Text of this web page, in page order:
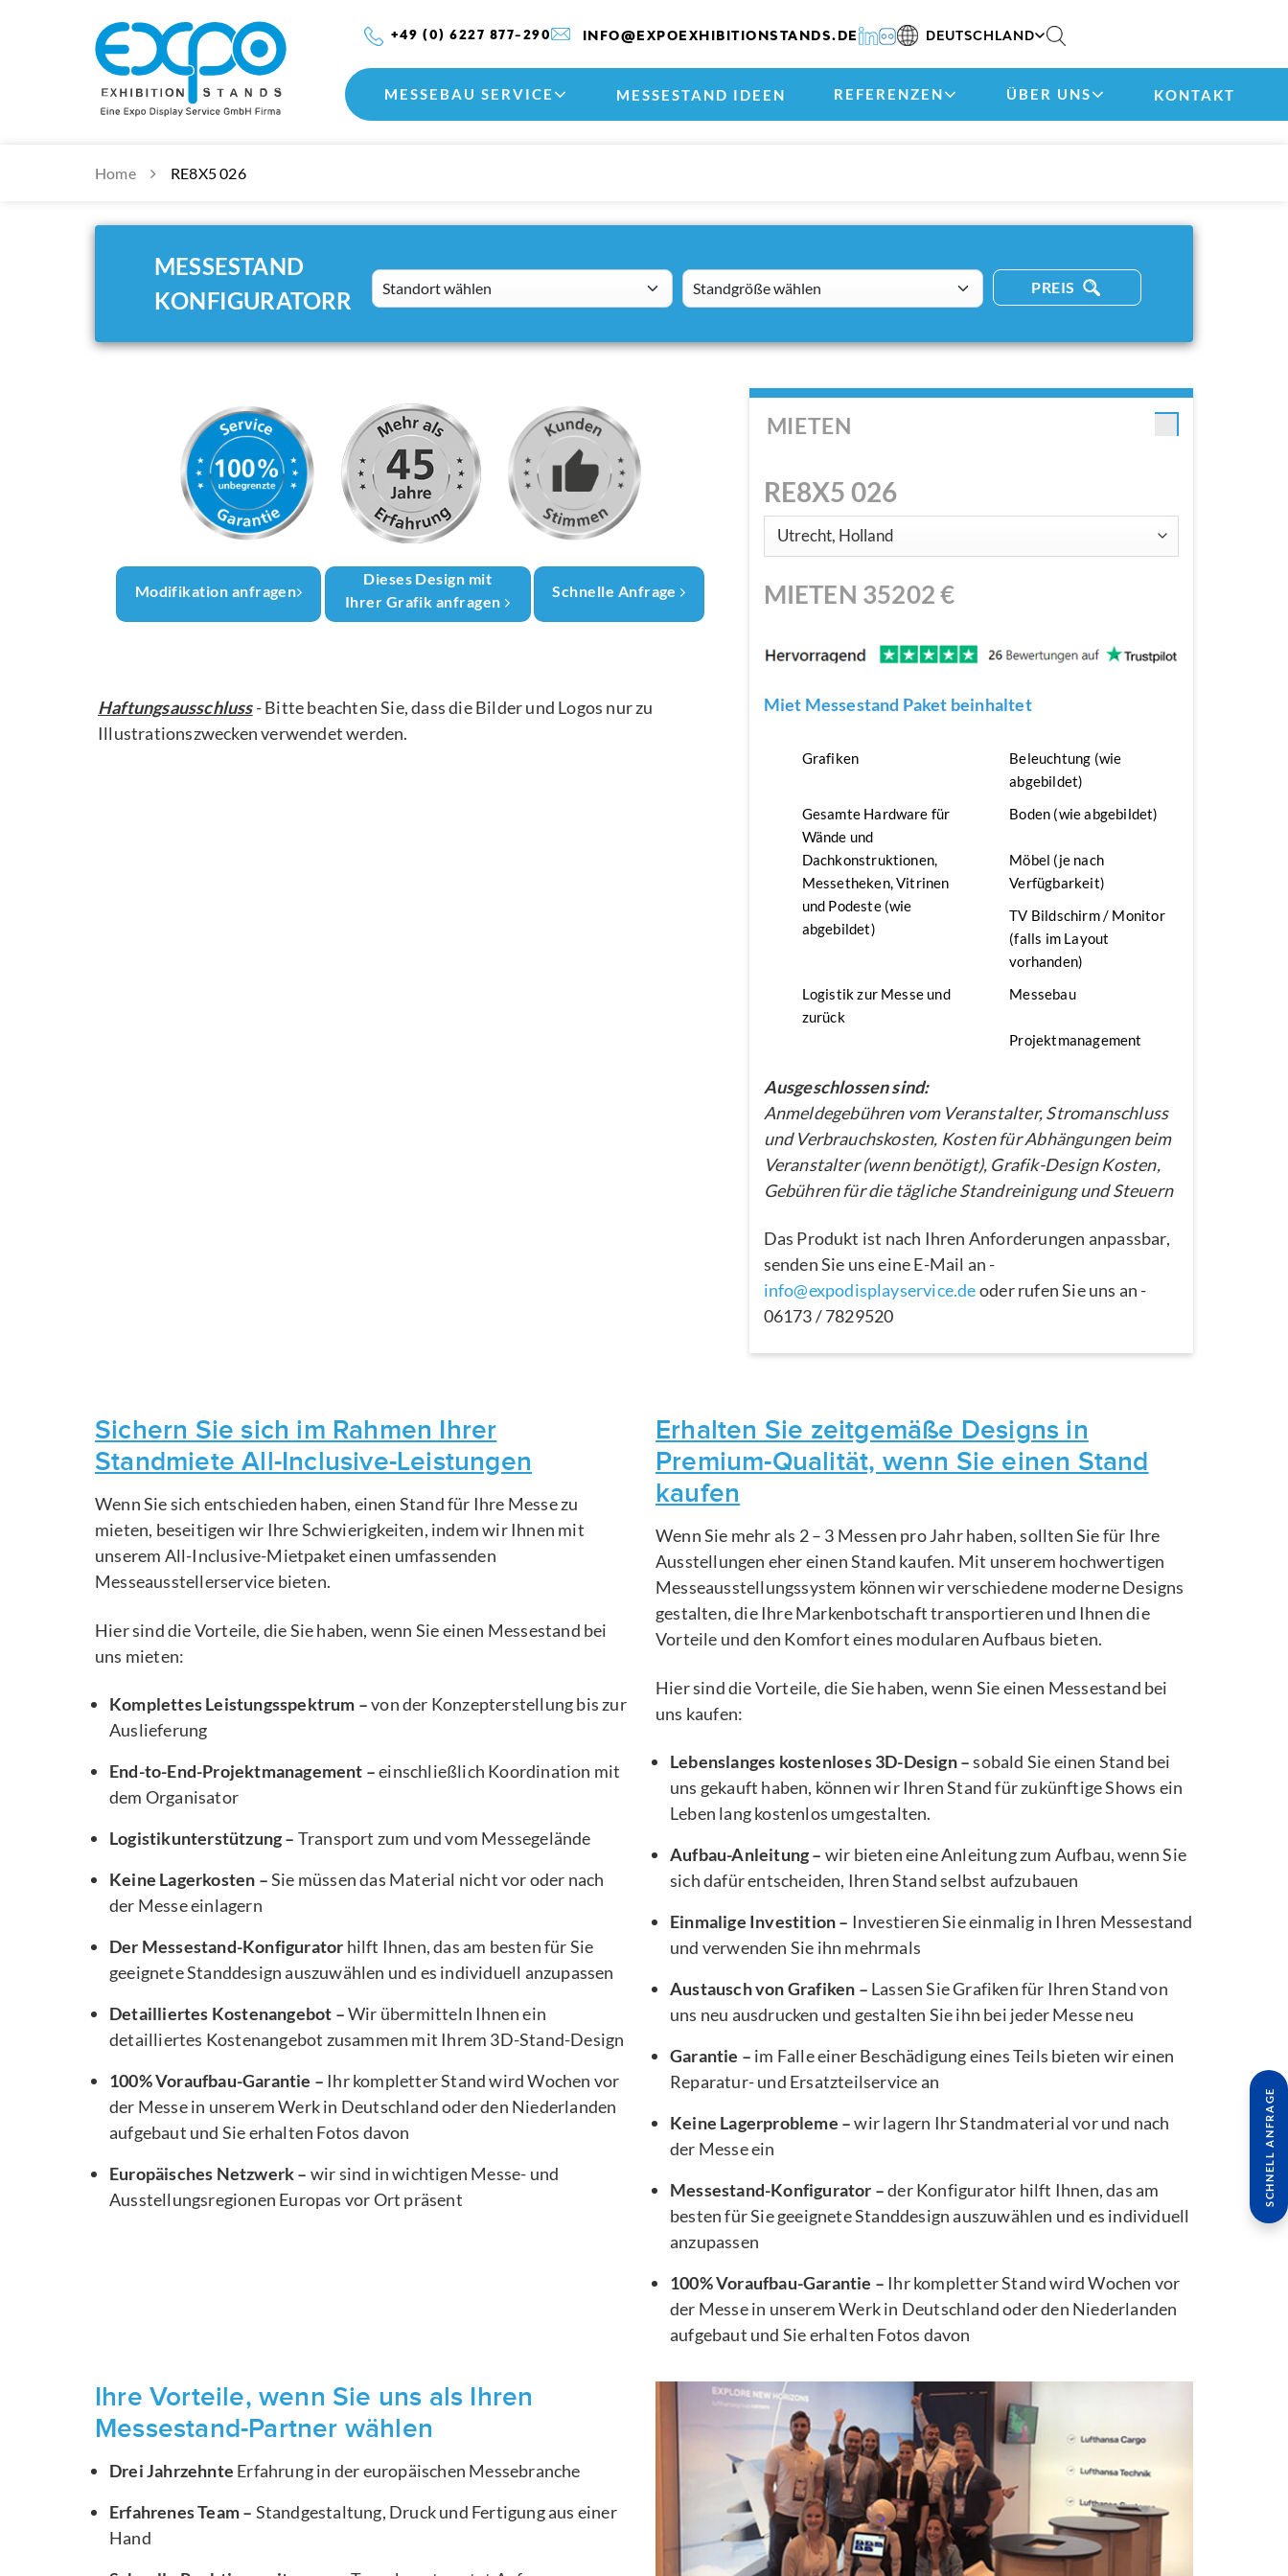
+49 (0) 6227 877-290 INFO@EXPOEXHIBITIONSTANDS.DE DEUTSCHLAND
MESSEBAU SERVICE MESSESTAND IDEEN REFERENZEN ÜBER UNS KONTAKT
Home RE8X5 026
MESSESTAND
KONFIGURATORR
Standort wählen standsizes PREIS
Modifikation anfragen
Dieses Design mit
Ihrer Grafik anfragen
Schnelle Anfrage
Haftungsausschluss- Bitte beachten Sie, dass die Bilder und Logos nur zu
Illustrationszwecken verwendet werden.
MIETEN
RE8X5 026
MIETEN 35202€
Miet Messestand Paket beinhaltet
Grafiken
Beleuchtung (wie
abgebildet)
Gesamte Hardware für
Wände und
Dachkonstruktionen,
Messetheken, Vitrinen
und Podeste (wie
abgebildet)
Boden (wie abgebildet)
Möbel (je nach
Verfügbarkeit)
TV Bildschirm / Monitor
(falls im Layout
vorhanden)
Logistik zur Messe und
zurück
Messebau
Projektmanagement
Ausgeschlossen sind:
Anmeldegebühren vom Veranstalter, Stromanschluss
und Verbrauchskosten, Kosten für Abhängungen beim
Veranstalter (wenn benötigt), Grafik-Design Kosten,
Gebühren für die tägliche Standreinigung und Steuern
Das Produkt ist nach Ihren Anforderungen anpassbar,
senden Sie uns eine E-Mail an -
info@expodisplayservice.deoder rufen Sie uns an -
06173 / 7829520
Sichern Sie sich im Rahmen Ihrer
Standmiete All-Inclusive-Leistungen
Wenn Sie sich entschieden haben, einen Stand für Ihre Messe zu
mieten, beseitigen wir Ihre Schwierigkeiten, indem wir Ihnen mit
unserem All-Inclusive-Mietpaket einen umfassenden
Messeausstellerservice bieten.
Hier sind die Vorteile, die Sie haben, wenn Sie einen Messestand bei
uns mieten:
Komplettes Leistungsspektrum –von der Konzepterstellung bis zur
Auslieferung
End-to-End-Projektmanagement –einschließlich Koordination mit
dem Organisator
Logistikunterstützung – Transport zum und vom Messegelände
Keine Lagerkosten –Sie müssen das Material nicht vor oder nach
der Messe einlagern
Der Messestand-Konfigurator hilft Ihnen, das am besten für Sie
geeignete Standdesign auszuwählen und es individuell anzupassen
Detailliertes Kostenangebot –Wir übermitteln Ihnen ein
detailliertes Kostenangebot zusammen mit Ihrem 3D-Stand-Design
100% Voraufbau-Garantie – Ihr kompletter Stand wird Wochen vor
der Messe in unserem Werk in Deutschland oder den Niederlanden
aufgebaut und Sie erhalten Fotos davon
Europäisches Netzwerk – wir sind in wichtigen Messe- und
Ausstellungsregionen Europas vor Ort präsent
Erhalten Sie zeitgemäße Designs in
Premium-Qualität, wenn Sie einen Stand
kaufen
Wenn Sie mehr als 2 – 3 Messen pro Jahr haben, sollten Sie für Ihre
Ausstellungen eher einen Stand kaufen. Mit unserem hochwertigen
Messeausstellungssystem können wir verschiedene moderne Designs
gestalten, die Ihre Markenbotschaft transportieren und Ihnen die
Vorteile und den Komfort eines modularen Aufbaus bieten.
Hier sind die Vorteile, die Sie haben, wenn Sie einen Messestand bei
uns kaufen:
Lebenslanges kostenloses 3D-Design –sobald Sie einen Stand bei
uns gekauft haben, können wir Ihren Stand für zukünftige Shows ein
Leben lang kostenlos umgestalten.
Aufbau-Anleitung – wir bieten eine Anleitung zum Aufbau, wenn Sie
sich dafür entscheiden, Ihren Stand selbst aufzubauen
Einmalige Investition – Investieren Sie einmalig in Ihren Messestand
und verwenden Sie ihn mehrmals
Austausch von Grafiken – Lassen Sie Grafiken für Ihren Stand von
uns neu ausdrucken und gestalten Sie ihn bei jeder Messe neu
Garantie – im Falle einer Beschädigung eines Teils bieten wir einen
Reparatur- und Ersatzteilservice an
Keine Lagerprobleme –wir lagern Ihr Standmaterial vor und nach
der Messe ein
Messestand-Konfigurator –der Konfigurator hilft Ihnen, das am
besten für Sie geeignete Standdesign auszuwählen und es individuell
anzupassen
100% Voraufbau-Garantie – Ihr kompletter Stand wird Wochen vor
der Messe in unserem Werk in Deutschland oder den Niederlanden
aufgebaut und Sie erhalten Fotos davon
Ihre Vorteile, wenn Sie uns als Ihren
Messestand-Partner wählen
Drei Jahrzehnte Erfahrung in der europäischen Messebranche
Erfahrenes Team – Standgestaltung, Druck und Fertigung aus einer
Hand
SCHNELL ANFRAGE